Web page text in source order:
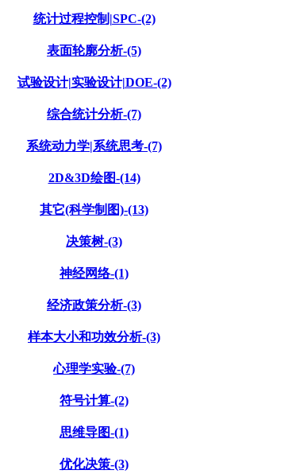
统计过程控制|SPC-(2)
表面轮廓分析-(5)
试验设计|实验设计|DOE-(2)
综合统计分析-(7)
系统动力学|系统思考-(7)
2D&3D绘图-(14)
其它(科学制图)-(13)
决策树-(3)
神经网络-(1)
经济政策分析-(3)
样本大小和功效分析-(3)
心理学实验-(7)
符号计算-(2)
思维导图-(1)
优化决策-(3)